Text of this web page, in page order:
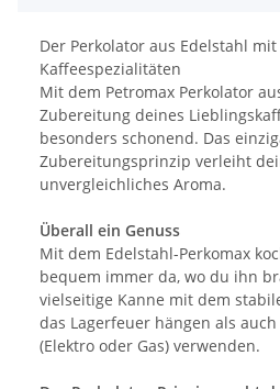
Der Perkolator aus Edelstahl
Kaffeespezialitäten
Mit dem Petromax Perkolator
Zubereitung deines
besonders schonend. Das
Zubereitungsprinzip verleiht
unvergleichliches Aroma.
Überall ein Genuss
Mit dem Edelstahl-Perkomax
bequem immer da, wo du ihn
vielseitige Kanne mit dem
das Lagerfeuer hängen als
(Elektro oder Gas) verwenden.